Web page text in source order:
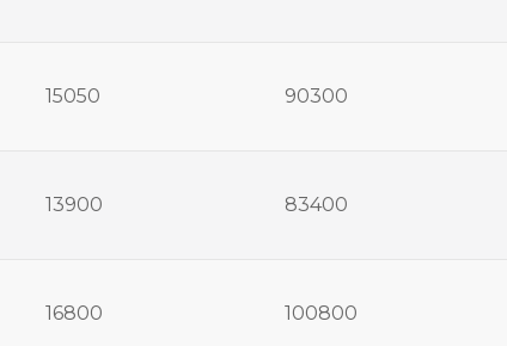
15050 90300
13900 83400
16800 100800